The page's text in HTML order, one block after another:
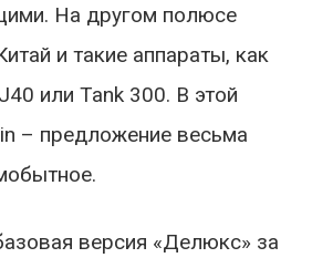
На другом полюсе
и такие аппараты, как
или Tank 300. В этой
– предложение весьма
версия «Делюкс» за